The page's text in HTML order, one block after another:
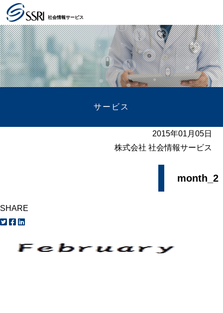
社会情報サービス
サービス
2015年01月05日
株式会社 社会情報サービス
month_2
SHARE